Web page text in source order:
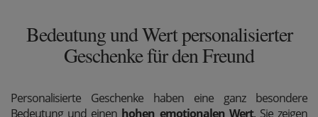
Bedeutung und Wert personalisierter
Geschenke für den Freund
Personalisierte Geschenke haben eine ganz besondere
Bedeutung und einen hohen emotionalen Wert. Sie zeigen